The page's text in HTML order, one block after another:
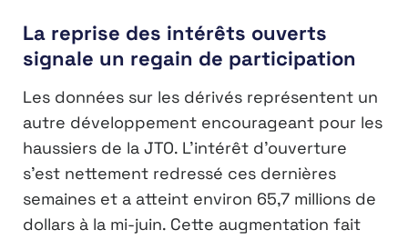
La reprise des intérêts ouverts
signale un regain de participation
Les données sur les dérivés représentent un
autre développement encourageant pour les
haussiers de la JTO. L’intérêt d’ouverture
s’est nettement redressé ces dernières
semaines et a atteint environ 65,7 millions de
dollars à la mi-juin. Cette augmentation fait